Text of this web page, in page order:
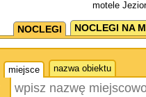
motele
NOCLEGI NOCLEGI NA
miejsce nazwa obiektu